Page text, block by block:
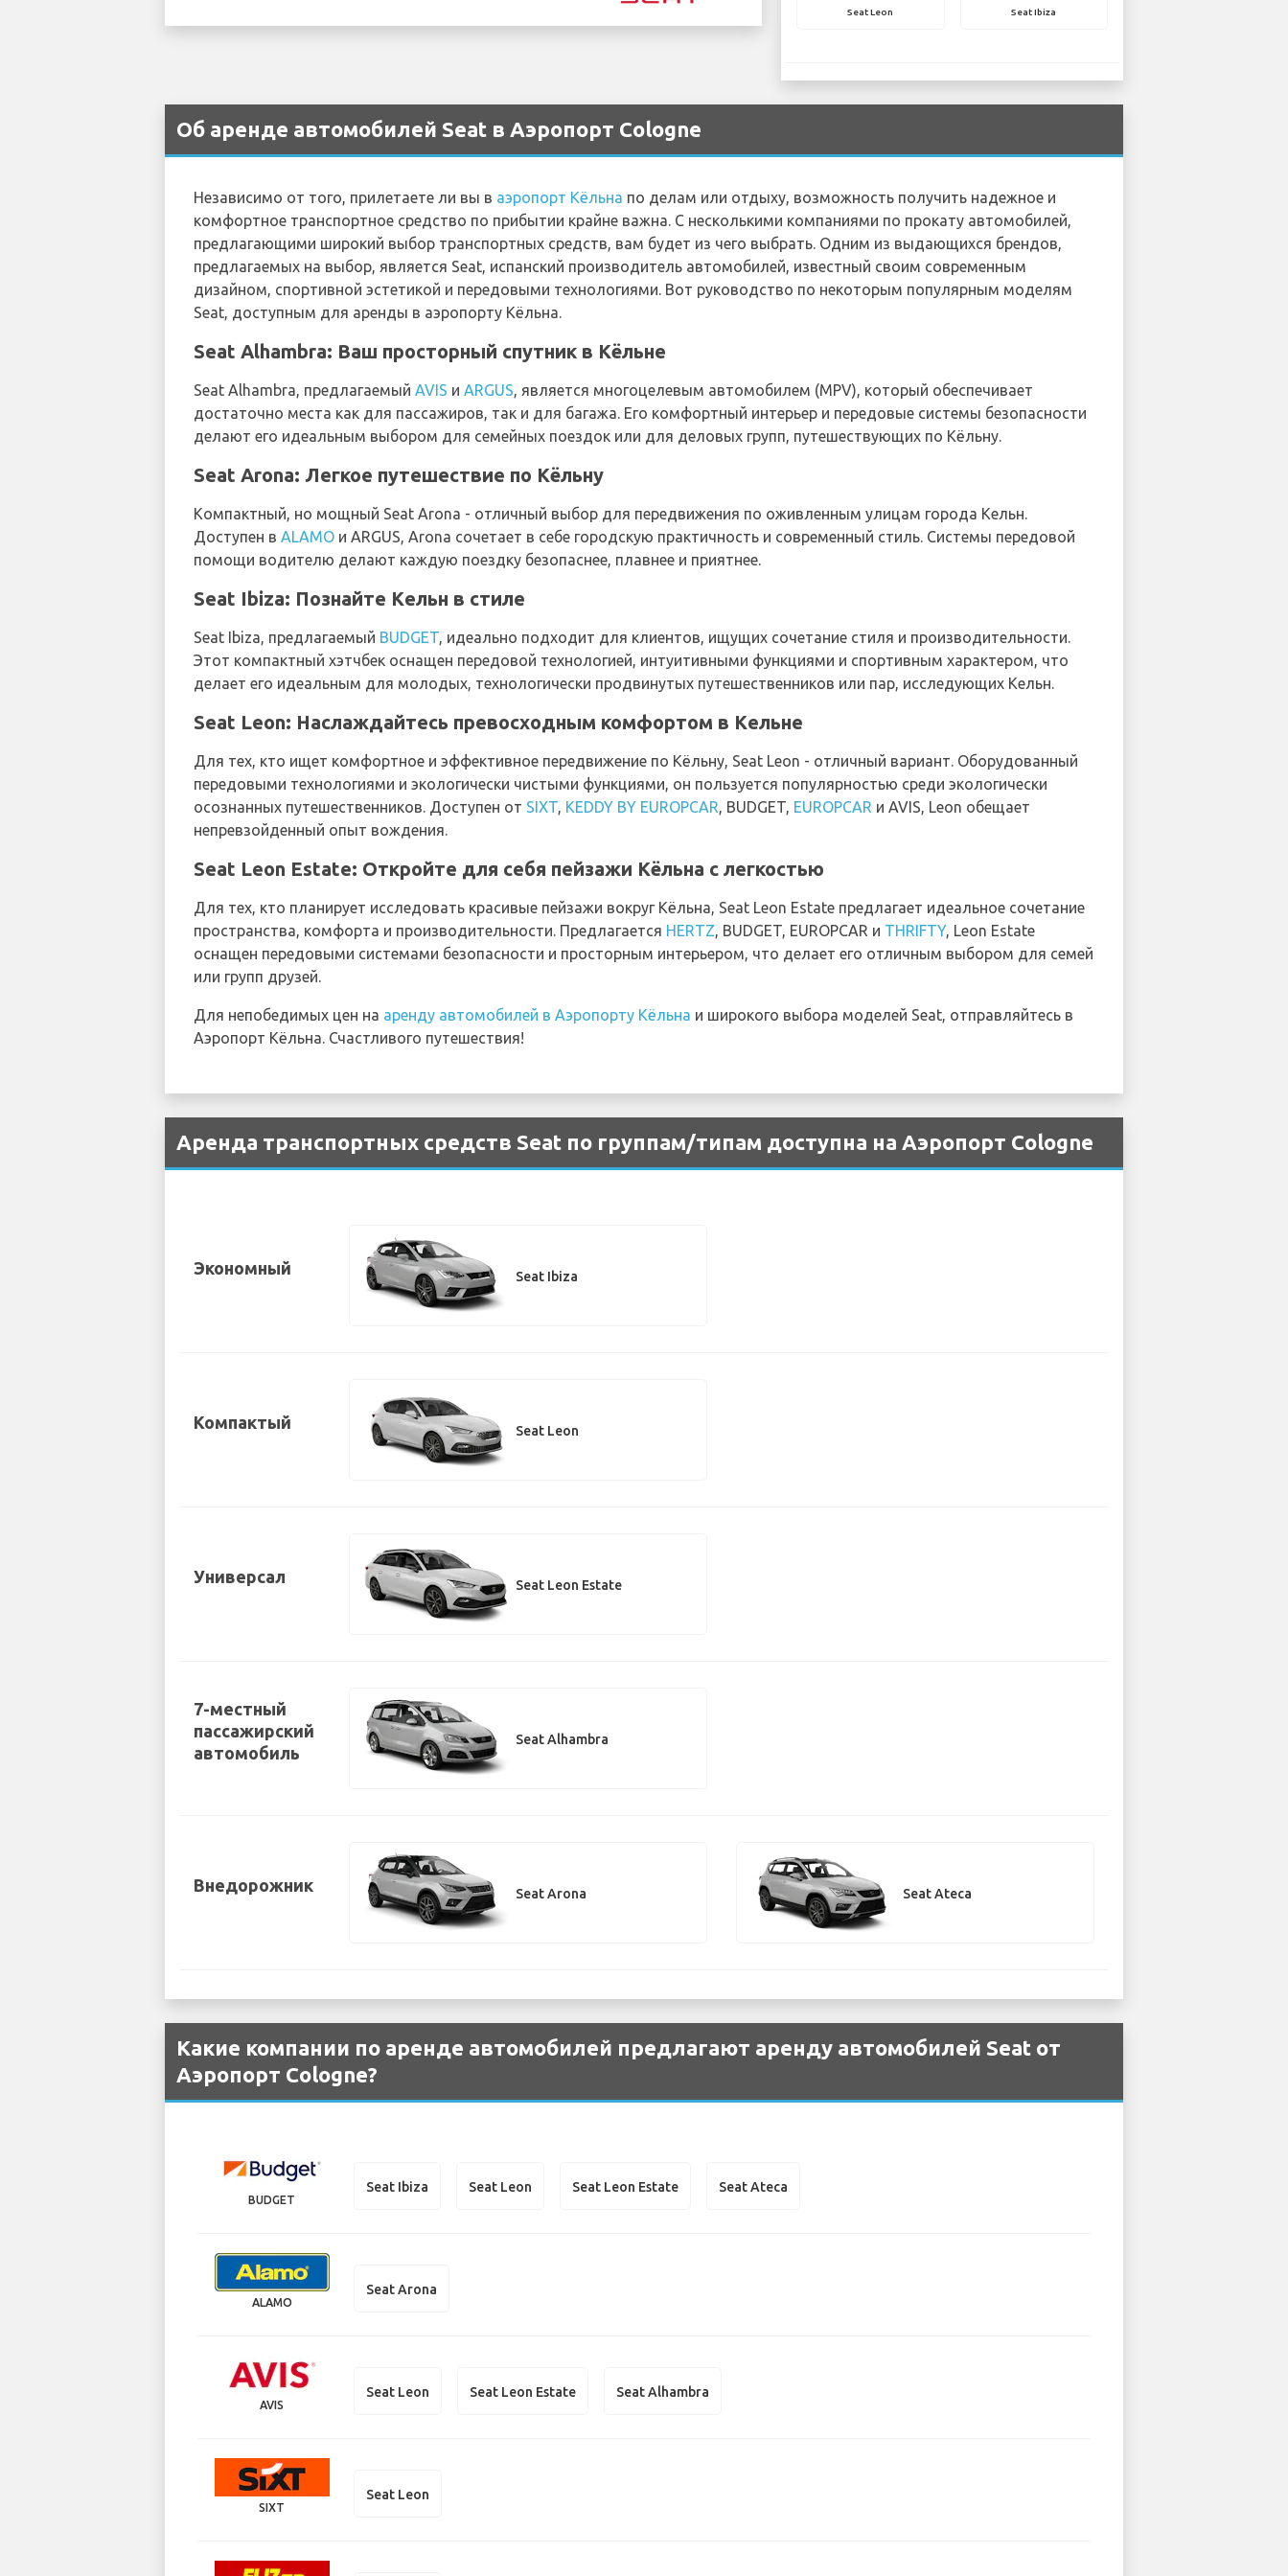
Seat Leon Seat Ibiza
Об аренде автомобилей Seat в Аэропорт Cologne
Независимо от того, прилетаете ли вы в аэропорт Кёльна по делам или отдыху, возможность получить надежное и
комфортное транспортное средство по прибытии крайне важна. С несколькими компаниями по прокату автомобилей,
предлагающими широкий выбор транспортных средств, вам будет из чего выбрать. Одним из выдающихся брендов,
предлагаемых на выбор, является Seat, испанский производитель автомобилей, известный своим современным
дизайном, спортивной эстетикой и передовыми технологиями. Вот руководство по некоторым популярным моделям
Seat, доступным для аренды в аэропорту Кёльна.
Seat Alhambra: Ваш просторный спутник в Кёльне
Seat Alhambra, предлагаемый AVIS и ARGUS, является многоцелевым автомобилем (MPV), который обеспечивает
достаточно места как для пассажиров, так и для багажа. Его комфортный интерьер и передовые системы безопасности
делают его идеальным выбором для семейных поездок или для деловых групп, путешествующих по Кёльну.
Seat Arona: Легкое путешествие по Кёльну
Компактный, но мощный Seat Arona - отличный выбор для передвижения по оживленным улицам города Кельн.
Доступен в ALAMO и ARGUS, Arona сочетает в себе городскую практичность и современный стиль. Системы передовой
помощи водителю делают каждую поездку безопаснее, плавнее и приятнее.
Seat Ibiza: Познайте Кельн в стиле
Seat Ibiza, предлагаемый BUDGET, идеально подходит для клиентов, ищущих сочетание стиля и производительности.
Этот компактный хэтчбек оснащен передовой технологией, интуитивными функциями и спортивным характером, что
делает его идеальным для молодых, технологически продвинутых путешественников или пар, исследующих Кельн.
Seat Leon: Наслаждайтесь превосходным комфортом в Кельне
Для тех, кто ищет комфортное и эффективное передвижение по Кёльну, Seat Leon - отличный вариант. Оборудованный
передовыми технологиями и экологически чистыми функциями, он пользуется популярностью среди экологически
осознанных путешественников. Доступен от SIXT, KEDDY BY EUROPCAR, BUDGET, EUROPCAR и AVIS, Leon обещает
непревзойденный опыт вождения.
Seat Leon Estate: Откройте для себя пейзажи Кёльна с легкостью
Для тех, кто планирует исследовать красивые пейзажи вокруг Кёльна, Seat Leon Estate предлагает идеальное сочетание
пространства, комфорта и производительности. Предлагается HERTZ, BUDGET, EUROPCAR и THRIFTY, Leon Estate
оснащен передовыми системами безопасности и просторным интерьером, что делает его отличным выбором для семей
или групп друзей.
Для непобедимых цен на аренду автомобилей в Аэропорту Кёльна и широкого выбора моделей Seat, отправляйтесь в
Аэропорт Кёльна. Счастливого путешествия!
Аренда транспортных средств Seat по группам/типам доступна на Аэропорт Cologne
Экономный Seat Ibiza
Компактый Seat Leon
Универсал Seat Leon Estate
7-местный
пассажирский
автомобиль
Seat Alhambra
Внедорожник Seat Arona Seat Ateca
Какие компании по аренде автомобилей предлагают аренду автомобилей Seat от
Аэропорт Cologne?
BUDGET
Seat Ibiza Seat Leon Seat Leon Estate Seat Ateca
ALAMO
Seat Arona
AVIS
Seat Leon Seat Leon Estate Seat Alhambra
SIXT
Seat Leon